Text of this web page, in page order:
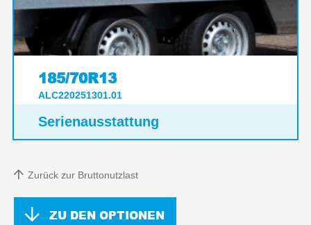
185/70R13
ALC220251301.01
Serienausstattung
Zurück zur Bruttonutzlast
ZU DEN OPTIONEN